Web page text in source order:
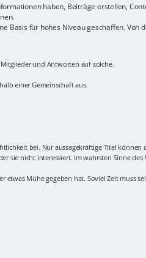
haben, Beiträge erstellen,
für hohes Niveau geschaffen. Von
und Antworten auf solche.
einer Gemeinschaft aus.
bei. Nur aussagekräftige Titel
sie nicht interessiert. Im wahrsten Sinne des
Mühe gegeben hat. Soviel Zeit muss